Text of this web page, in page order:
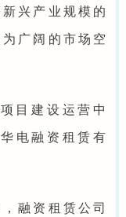
兴产业规模的
广阔的市场空
目建设运营中
电融资租赁有
融资租赁公司